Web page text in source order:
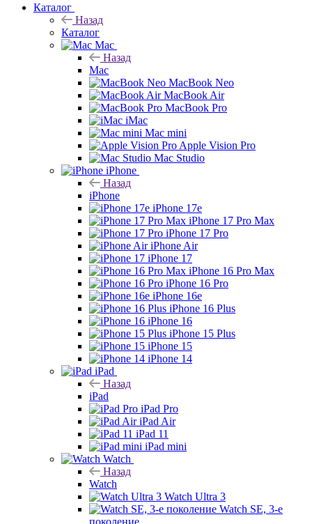
Каталог
Назад
Каталог
Mac
Назад
Mac
MacBook Neo
MacBook Air
MacBook Pro
iMac
Mac mini
Apple Vision Pro
Mac Studio
iPhone
Назад
iPhone
iPhone 17e
iPhone 17 Pro Max
iPhone 17 Pro
iPhone Air
iPhone 17
iPhone 16 Pro Max
iPhone 16 Pro
iPhone 16e
iPhone 16 Plus
iPhone 16
iPhone 15 Plus
iPhone 15
iPhone 14
iPad
Назад
iPad
iPad Pro
iPad Air
iPad 11
iPad mini
Watch
Назад
Watch
Watch Ultra 3
Watch SE, 3-е
поколение